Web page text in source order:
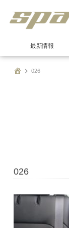
最新情報
026
026